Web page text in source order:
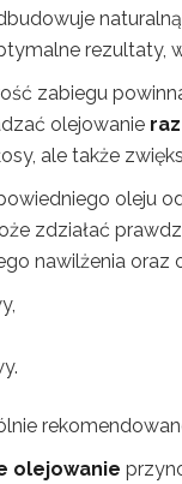
rezultaty,
zabiegu
olejowanie
ale także
oleju
zdziałać
nawilżenia oraz
olejowanie